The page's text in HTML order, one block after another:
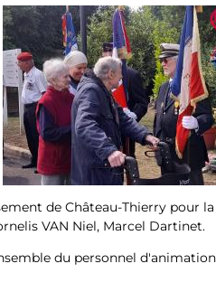
de Château-Thierry pour
VAN Niel, Marcel Dartinet.
du personnel